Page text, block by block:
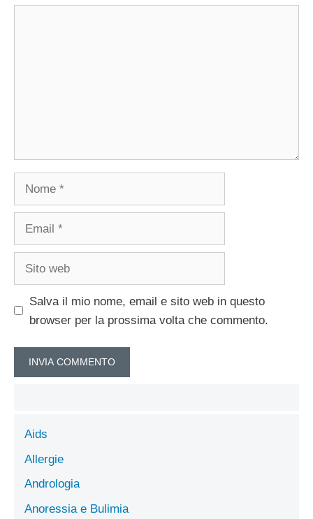
Salva il mio nome, email e sito web in questo
browser per la prossima volta che commento.
Aids
Allergie
Andrologia
Anoressia e Bulimia